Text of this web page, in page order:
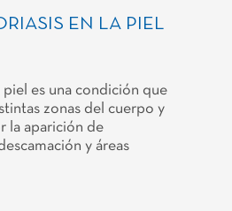
EN LA PIEL
piel es una condición que
zonas del cuerpo y
la aparición de
y áreas